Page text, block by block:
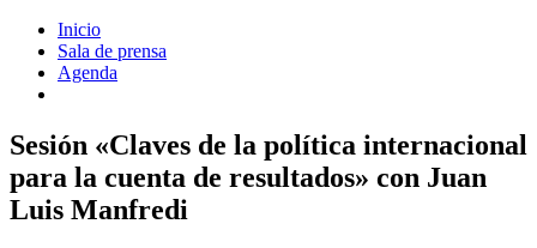
Inicio
Sala de prensa
Agenda
Sesión «Claves de la política internacional
para la cuenta de resultados» con Juan
Luis Manfredi